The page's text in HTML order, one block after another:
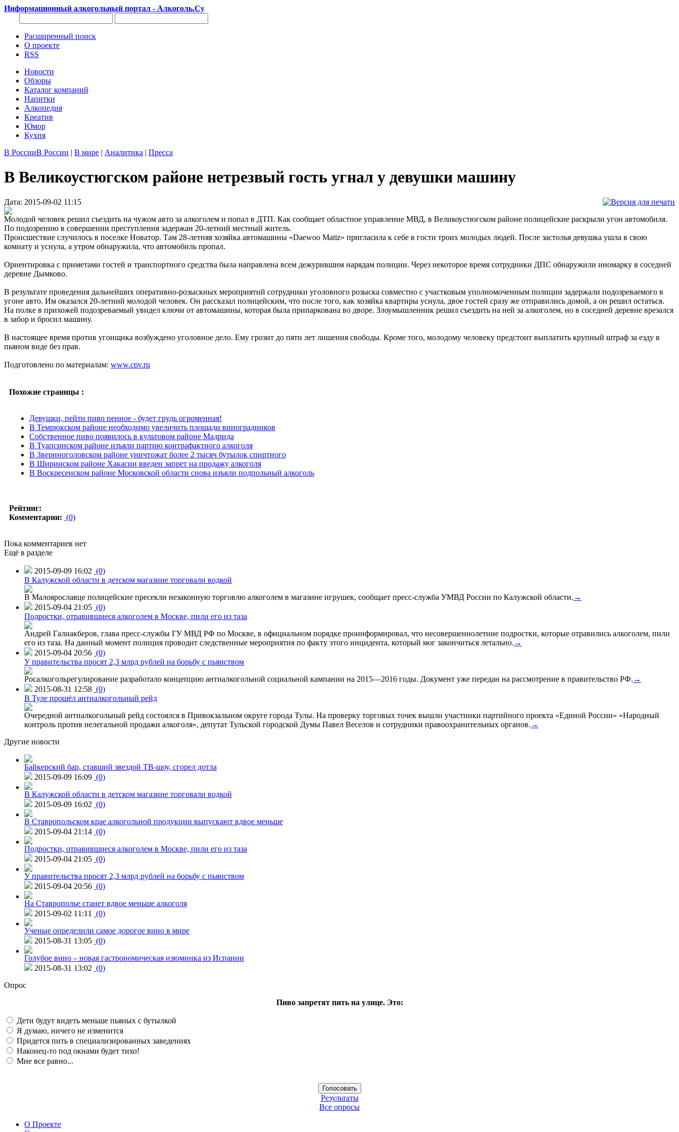
Информационный алкогольный портал - Алкоголь.Су
Расширенный поиск
О проекте
RSS
Новости
Обзоры
Каталог компаний
Напитки
Алкопедия
Креатив
Юмор
Кухня
В РоссииВ России | В мире | Аналитика | Пресса
В Великоустюгском районе нетрезвый гость угнал у девушки машину
Дата: 2015-09-02 11:15
Молодой человек решил съездить на чужом авто за алкоголем и попал в ДТП. Как сообщает областное управление МВД, в Великоустюгском районе полицейские раскрыли угон автомобиля.
По подозрению в совершении преступления задержан 20-летний местный житель.
Происшествие случилось в поселке Новатор. Там 28-летняя хозяйка автомашины «Daewoo Matiz» пригласила к себе в гости троих молодых людей. После застолья девушка ушла в свою
комнату и уснула, а утром обнаружила, что автомобиль пропал.
Ориентировка с приметами гостей и транспортного средства была направлена всем дежурившим нарядам полиции. Через некоторое время сотрудники ДПС обнаружили иномарку в соседней
деревне Дымково.
В результате проведения дальнейших оперативно-розыскных мероприятий сотрудники уголовного розыска совместно с участковым уполномоченным полиции задержали подозреваемого в
угоне авто. Им оказался 20-летний молодой человек. Он рассказал полицейским, что после того, как хозяйка квартиры уснула, двое гостей сразу же отправились домой, а он решил остаться.
На полке в прихожей подозреваемый увидел ключи от автомашины, которая была припаркована во дворе. Злоумышленник решил съездить на ней за алкоголем, но в соседней деревне врезался
в забор и бросил машину.
В настоящее время против угонщика возбуждено уголовное дело. Ему грозит до пяти лет лишения свободы. Кроме того, молодому человеку предстоит выплатить крупный штраф за езду в
пьяном виде без прав.
Подготовлено по материалам: www.cpv.ru
Похожие страницы :
Девушки, пейти пиво пенное - будет грудь огроменная!
В Темрюкском районе необходимо увеличить площади виноградников
Собственное пиво появилось в культовом районе Мадрида
В Туапсинском районе изъяли партию контрафактного алкоголя
В Звериноголовском районе уничтожат более 2 тысяч бутылок спиртного
В Ширинском районе Хакасии введен запрет на продажу алкоголя
В Воскресенском районе Московской области снова изъяли подпольный алкоголь
Рейтинг:
Комментарии: (0)
Пока комментариев нет
Ещё в разделе
2015-09-09 16:02 (0)
В Калужской области в детском магазине торговали водкой
В Малоярославце полицейские пресекли незаконную торговлю алкоголем в магазине игрушек, сообщает пресс-служба УМВД России по Калужской области. →
2015-09-04 21:05 (0)
Подростки, отравившиеся алкоголем в Москве, пили его из таза
Андрей Галиакберов, глава пресс-службы ГУ МВД РФ по Москве, в официальном порядке проинформировал, что несовершеннолетние подростки, которые отравились алкоголем, пили
его из таза. На данный момент полиция проводит следственные мероприятия по факту этого инцидента, который мог закончиться летально. →
2015-09-04 20:56 (0)
У правительства просят 2,3 млрд рублей на борьбу с пьянством
Росалкогольрегулирование разработало концепцию антиалкогольной социальной кампании на 2015—2016 годы. Документ уже передан на рассмотрение в правительство РФ. →
2015-08-31 12:58 (0)
В Туле прошёл антиалкогольный рейд
Очередной антиалкогольный рейд состоялся в Привокзальном округе города Тулы. На проверку торговых точек вышли участники партийного проекта «Единой России» «Народный
контроль против нелегальной продажи алкоголя», депутат Тульской городской Думы Павел Веселов и сотрудники правоохранительных органов. →
Другие новости
Байкерский бар, ставший звездой ТВ-шоу, сгорел дотла
2015-09-09 16:09 (0)
В Калужской области в детском магазине торговали водкой
2015-09-09 16:02 (0)
В Ставропольском крае алкогольной продукции выпускают вдвое меньше
2015-09-04 21:14 (0)
Подростки, отравившиеся алкоголем в Москве, пили его из таза
2015-09-04 21:05 (0)
У правительства просят 2,3 млрд рублей на борьбу с пьянством
2015-09-04 20:56 (0)
На Ставрополье станет вдвое меньше алкоголя
2015-09-02 11:11
(0)
Ученые определили самое дорогое вино в мире
2015-08-31 13:05 (0)
Голубое вино – новая гастрономическая изюминка из Испании
2015-08-31 13:02 (0)
Опрос
Пиво запретят пить на улице. Это:
Дети будут видеть меньше пьяных с бутылкой
Я думаю, ничего не изменится
Придется пить в специализированных заведениях
Наконец-то под окнами будет тихо!
Мне все равно...
Результаты
Все опросы
О Проекте